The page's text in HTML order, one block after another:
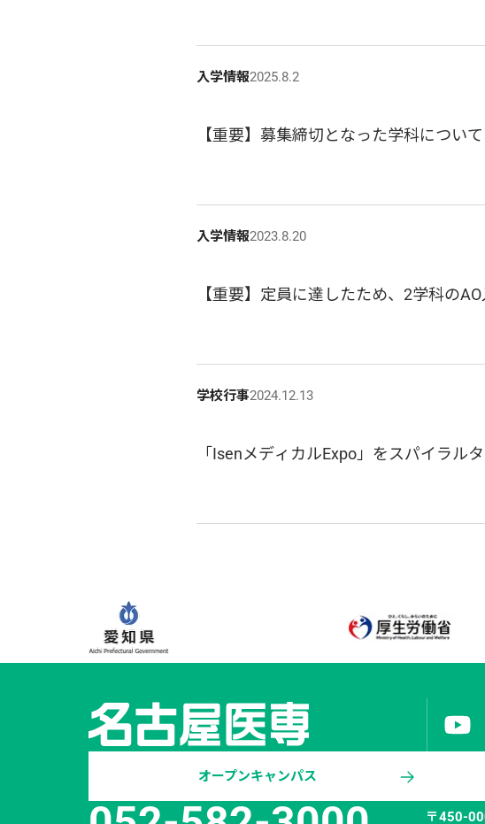
入学情報2025.8.2
【重要】募集締切となった学科につい
入学情報2023.8.20
【重要】定員に達したため、2学科の
学校行事2024.12.13
「IsenメディカルExpo」をスパイラル
オープンキャンパス
〒450-